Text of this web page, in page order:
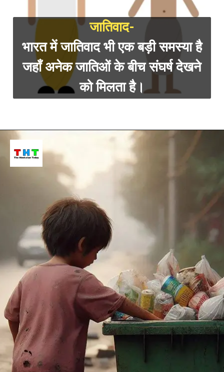
जातिवाद-
भारत में जातिवाद भी एक बड़ीसमस्या है
जहाँ अनेक जातिओं के बीच संघर्ष देखने
को मिलता है।